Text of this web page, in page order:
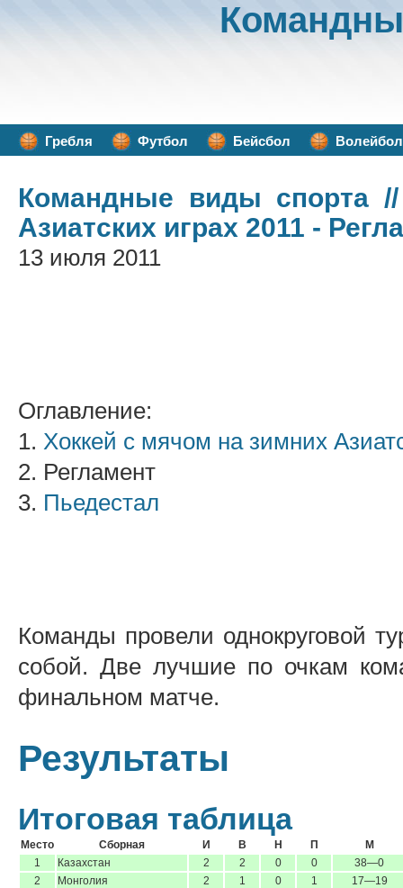
Гребля Футбол Бейсбол Волейбол
Командные виды спорта
Азиатских играх 2011 -
13 июля 2011
Оглавление:
1. Хоккей с мячом на зимних
2. Регламент
3. Пьедестал
Команды провели однокруговой
собой. Две лучшие по очкам
финальном матче.
Результаты
Итоговая таблица
Место Сборная И В Н П
М
1
Казахстан 2 2 0 0
38—0
2
Монголия 2 1 0 1
17—19